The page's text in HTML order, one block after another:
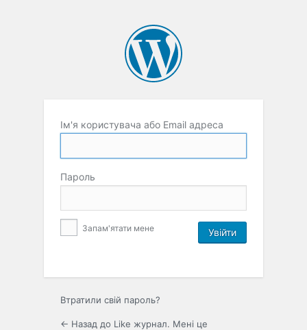
Ім'я користувача або Email адреса
Пароль
Запам'ятати мене
Втратили свій пароль?
← Назад до Like журнал. Мені це